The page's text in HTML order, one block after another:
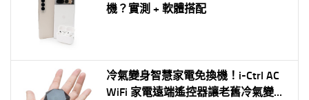
機？實測 + 軟體搭配
冷氣變身智慧家電免換機！i-Ctrl AC
WiFi 家電遠端遙控器讓老舊冷氣變聰